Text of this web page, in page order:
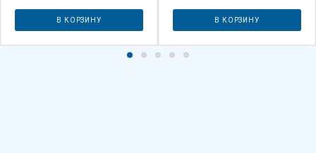
В КОРЗИНУ В КОРЗИНУ